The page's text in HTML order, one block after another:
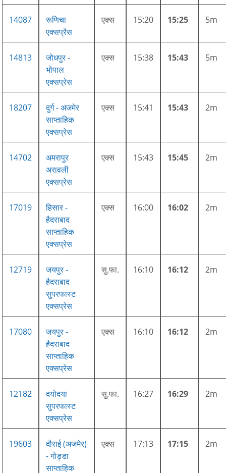
14087
रूणिचा
एक्सप्रैस
एक्स 15:20 15:25 5m
14813
जोधपुर -
भोपाल
एक्सप्रेस
एक्स 15:38 15:43 5m
18207
दुर्ग - अजमेर
साप्ताहिक
एक्सप्रेस
एक्स 15:41 15:43 2m
14702
अमरापुर
अरावली
एक्सप्रेस
एक्स 15:43 15:45 2m
17019
हिसार -
हैदराबाद
साप्ताहिक
एक्सप्रेस
एक्स 16:00 16:02 2m
12719
जयपुर -
हैदराबाद
सुपरफास्ट
एक्सप्रेस
सु.फा. 16:10 16:12 2m
17080
जयपुर -
हैदराबाद
साप्ताहिक
एक्सप्रेस
एक्स 16:10 16:12 2m
12182
दयोदया
सुपरफास्ट
एक्सप्रेस
सु.फा. 16:27 16:29 2m
19603
दौराई (अजमेर)
- गोड्डा
साप्ताहिक
एक्स 17:13 17:15 2m